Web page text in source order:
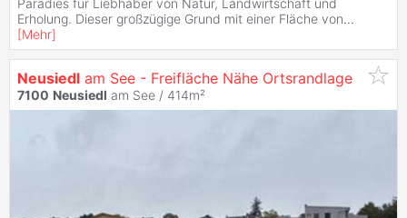
Paradies für Liebhaber von Natur, Landwirtschaft und
Erholung. Dieser großzügige Grund mit einer Fläche von...
[Mehr]
Neusiedl am See - Freifläche Nähe Ortsrandlage
7100 Neusiedl am See / 414m²